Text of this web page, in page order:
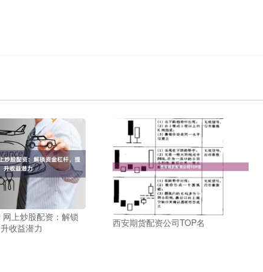
网上炒股配资：解锁
收益潜力
西安期货配资公司TOP名